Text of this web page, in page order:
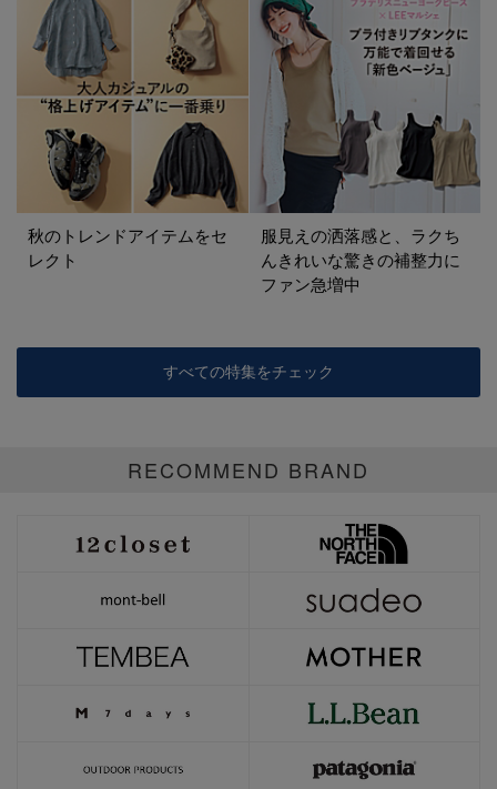
秋のトレンドアイテムをセ
レクト
服見えの洒落感と、ラクち
んきれいな驚きの補整力に
ファン急増中
すべての特集をチェック
RECOMMEND BRAND